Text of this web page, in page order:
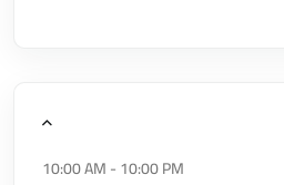
10:00 AM - 10:00 PM